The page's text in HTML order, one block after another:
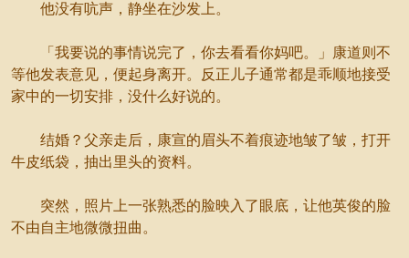
他没有吭声，静坐在沙发上。
「我要说的事情说完了，你去看看你妈吧。」康道则不
等他发表意见，便起身离开。反正儿子通常都是乖顺地接受
家中的一切安排，没什么好说的。
结婚？父亲走后，康宣的眉头不着痕迹地皱了皱，打开
牛皮纸袋，抽出里头的资料。
突然，照片上一张熟悉的脸映入了眼底，让他英俊的脸
不由自主地微微扭曲。